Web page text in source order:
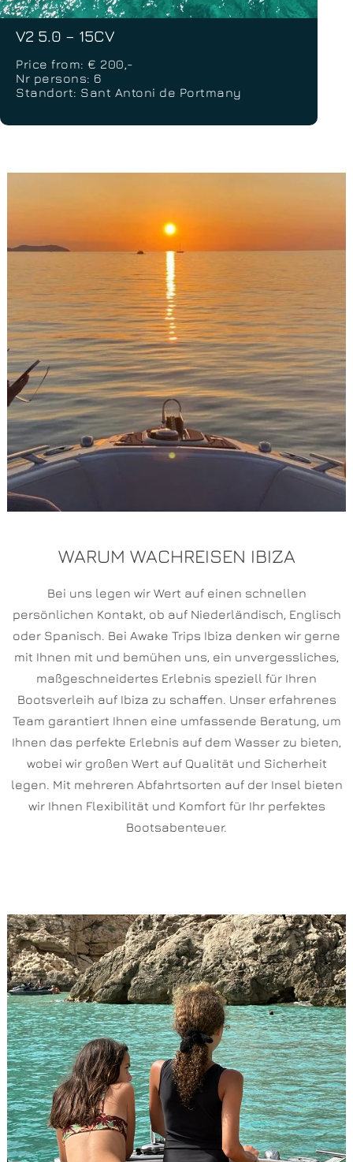
V2 5.0 – 15CV
Price from: € 200,-
Nr persons: 6
Standort: Sant Antoni de Portmany
WARUM WACHREISEN IBIZA
Bei uns legen wir Wert auf einen schnellen
persönlichen Kontakt, ob auf Niederländisch, Englisch
oder Spanisch. Bei Awake Trips Ibiza denken wir gerne
mit Ihnen mit und bemühen uns, ein unvergessliches,
maßgeschneidertes Erlebnis speziell für Ihren
Bootsverleih auf Ibiza zu schaffen. Unser erfahrenes
Team garantiert Ihnen eine umfassende Beratung, um
Ihnen das perfekte Erlebnis auf dem Wasser zu bieten,
wobei wir großen Wert auf Qualität und Sicherheit
legen. Mit mehreren Abfahrtsorten auf der Insel bieten
wir Ihnen Flexibilität und Komfort für Ihr perfektes
Bootsabenteuer.